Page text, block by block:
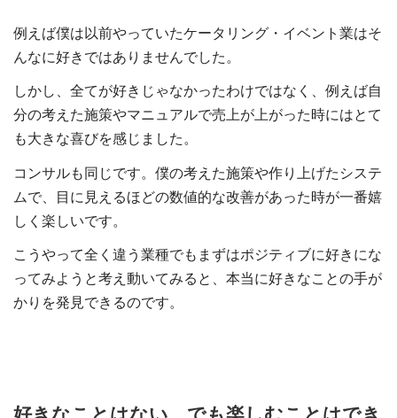
例えば僕は以前やっていたケータリング・イベント業はそ
んなに好きではありませんでした。
しかし、全てが好きじゃなかったわけではなく、例えば自
分の考えた施策やマニュアルで売上が上がった時にはとて
も大きな喜びを感じました。
コンサルも同じです。僕の考えた施策や作り上げたシステ
ムで、目に見えるほどの数値的な改善があった時が一番嬉
しく楽しいです。
こうやって全く違う業種でもまずはポジティブに好きにな
ってみようと考え動いてみると、本当に好きなことの手が
かりを発見できるのです。